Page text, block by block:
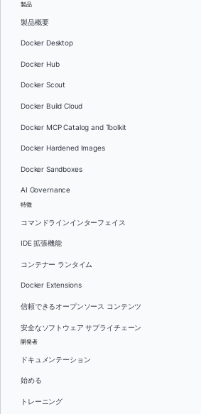
製品
製品概要
Docker Desktop
Docker Hub
Docker Scout
Docker Build Cloud
Docker MCP Catalog and Toolkit
Docker Hardened Images
Docker Sandboxes
AI Governance
特徴
コマンドラインインターフェイス
IDE 拡張機能
コンテナー ランタイム
Docker Extensions
信頼できるオープンソース コンテンツ
安全なソフトウェア サプライチェーン
開発者
ドキュメンテーション
始める
トレーニング